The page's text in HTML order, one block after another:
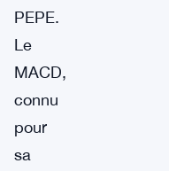
PEPE.
Le
MACD,
connu
pour
sa